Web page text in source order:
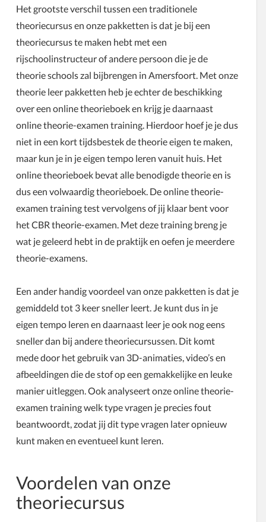
Het grootste verschil tussen een traditionele
theoriecursus en onze pakketten is dat je bij een
theoriecursus te maken hebt met een
rijschoolinstructeur of andere persoon die je de
theorie schools zal bijbrengen in Amersfoort. Met onze
theorie leer pakketten heb je echter de beschikking
over een online theorieboek en krijg je daarnaast
online theorie-examen training. Hierdoor hoef je je dus
niet in een kort tijdsbestek de theorie eigen te maken,
maar kun je in je eigen tempo leren vanuit huis. Het
online theorieboek bevat alle benodigde theorie en is
dus een volwaardig theorieboek. De online theorie-
examen training test vervolgens of jij klaar bent voor
het CBR theorie-examen. Met deze training breng je
wat je geleerd hebt in de praktijk en oefen je meerdere
theorie-examens.
Een ander handig voordeel van onze pakketten is dat je
gemiddeld tot 3 keer sneller leert. Je kunt dus in je
eigen tempo leren en daarnaast leer je ook nog eens
sneller dan bij andere theoriecursussen. Dit komt
mede door het gebruik van 3D-animaties, video’s en
afbeeldingen die de stof op een gemakkelijke en leuke
manier uitleggen. Ook analyseert onze online theorie-
examen training welk type vragen je precies fout
beantwoordt, zodat jij dit type vragen later opnieuw
kunt maken en eventueel kunt leren.
Voordelen van onze
theoriecursus